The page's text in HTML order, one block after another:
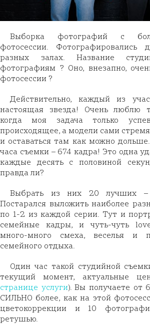
Выборка фотографий с
фотосессии.
разных залах. Название
фотографиям ? Оно, внезапно,
фотосессии ?
Действительно, каждый из
настоящая звезда! Очень люблю
когда моя задача только
происходящее, а модели сами
и оставаться там как можно
часа съемки – 674 кадра! Это одна
каждые десять с половиной
правда ли?
Выбрать из них 20 лучших –
Постарался выложить наиболее
по 1-2 из каждой серии. Тут и
семейные кадры, и чуть-чуть
много-много смеха, веселья и
семейного отдыха.
Один час такой студийной
текущий момент, актуальные
странице услуги). Вы получаете от
СИЛЬНО более, как на этой
цветокоррекции и 10
ретушью.